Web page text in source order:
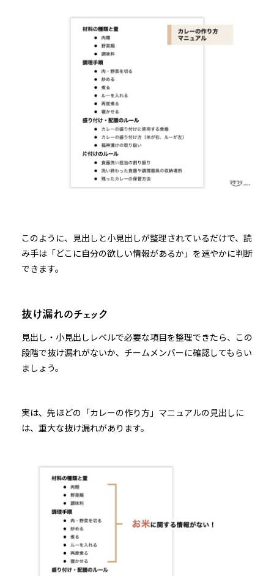
このように、見出しと小見出しが整理されているだけで、読
み手は「どこに自分の欲しい情報があるか」を速やかに判断
できます。
抜け漏れのチェック
見出し・小見出しレベルで必要な項目を整理できたら、この
段階で抜け漏れがないか、チームメンバーに確認してもらい
ましょう。
実は、先ほどの「カレーの作り方」マニュアルの見出しに
は、重大な抜け漏れがあります。